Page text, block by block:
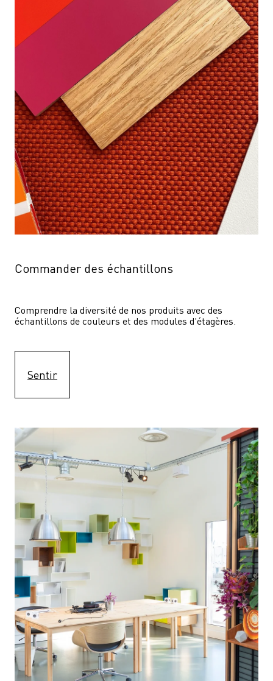
Commander des échantillons
Comprendre la diversité de nos produits avec des
échantillons de couleurs et des modules d'étagères.
Sentir